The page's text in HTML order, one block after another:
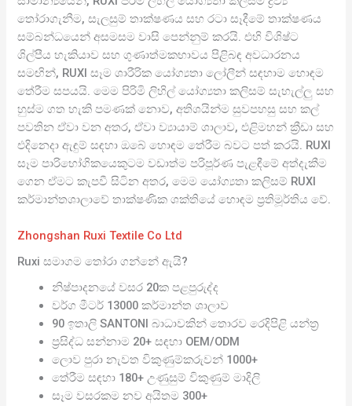
තෝරාගැනීම, සැලසුම් තාක්ෂණය සහ රටා සෑදීමේ තාක්ෂණය
සම්බන්ධයෙන් අසමසම වාසි පෙන්නුම් කරයි. එහි විශිෂ්ට
ශිල්පීය හැකියාව සහ ගුණාත්මකභාවය පිළිබඳ අවධාරනය
සමඟින්, RUXI සෑම ශාරීරික යෝග්‍යතා ලෝලීන් සඳහාම හොඳම
තේරීම සපයයි. මෙම පිරිමි ලිහිල් යෝග්‍යතා කලිසම් සැහැල්ලු සහ
හුස්ම ගත හැකි පමණක් නොව, අතිශයින්ම සුවපහසු සහ කල්
පවතින ඒවා වන අතර, ඒවා ව්‍යායාම් ශාලාව, එළිමහන් ක්‍රීඩා සහ
එදිනෙදා ඇඳුම් සඳහා ඔබේ හොඳම තේරීම බවට පත් කරයි. RUXI
සෑම පාරිභෝගිකයෙකුටම වඩාත්ම පරිපූර්ණ පැළඳීමේ අත්දැකීම
ගෙන ඒමට කැපවී සිටින අතර, මෙම යෝග්‍යතා කලිසම් RUXI
කර්මාන්තශාලාවේ තාක්ෂණික ශක්තියේ හොඳම ප්‍රතිමූර්තිය වේ.
Zhongshan Ruxi Textile Co Ltd
Ruxi සමාගම තෝරා ගන්නේ ඇයි?
නිෂ්පාදනයේ වසර 20ක පළපුරුද්ද
වර්ග මීටර් 13000 කර්මාන්ත ශාලාව
90 ඉතාලි SANTONI බාධාවකින් තොරව රෙදිපිළි යන්ත්‍ර
ප්‍රසිද්ධ සන්නාම 20+ සඳහා OEM/ODM
ලොව පුරා නැවත විකුණුම්කරුවන් 1000+
තේරීම සඳහා 180+ උණුසුම් විකුණුම් මාදිලි
සෑම වසරකම නව අයිතම 300+